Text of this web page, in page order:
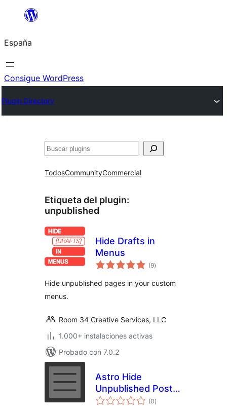
Saltar
contenido
España
Consigue WordPress
Plugin Directory
Buscar
TodosCommunityCommercial
Etiqueta del plugin:
unpublished
Hide Drafts in
Menus
(9valoraciones
en
)
Hide unpublished pages in your custom
menus.
Room 34 Creative Services, LLC
1.000+ instalaciones activas
Probado con 7.0.2
Astro Hide
Unpublished Post
Types From Menu
(0valoraciones
en
)